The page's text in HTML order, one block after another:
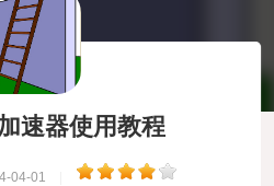
速器使用教程
04-01